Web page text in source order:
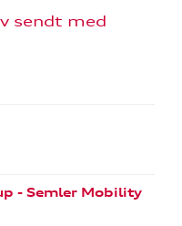
sendt med
- Semler Mobility